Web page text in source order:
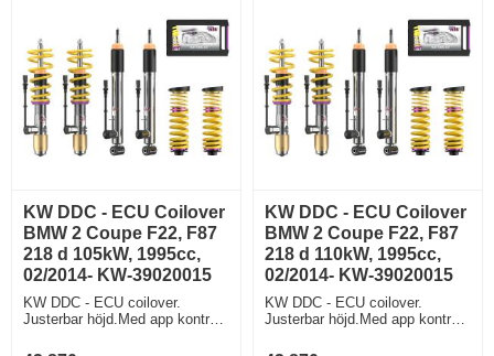
KW DDC - ECU Coilover
BMW 2 Coupe F22, F87
218 d 105kW, 1995cc,
02/2014- KW-39020015
KW DDC - ECU coilover.
Justerbar höjd.Med app kontroll.
med en app i Din telefon. Modell
KW DDC - ECU Coilover
BMW 2 Coupe F22, F87
218 d 110kW, 1995cc,
02/2014- KW-39020015
KW DDC - ECU coilover.
Justerbar höjd.Med app kontroll.
med en app i Din telefon. Modell